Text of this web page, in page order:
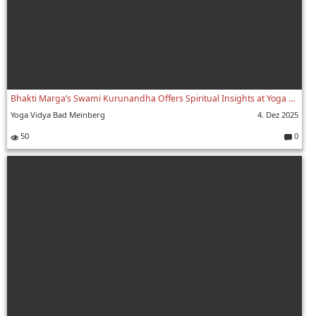
Bhakti Marga’s Swami Kurunandha Offers Spiritual Insights at Yoga Vidya Bad Meinberg
Yoga Vidya Bad Meinberg
4. Dez 2025
50
0